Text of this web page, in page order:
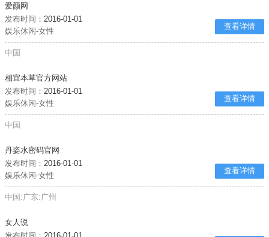
爱颜网
发布时间：2016-01-01
娱乐休闲-女性
查看详情
中国
相宜本草官方网站
发布时间：2016-01-01
娱乐休闲-女性
查看详情
中国
丹姿水密码官网
发布时间：2016-01-01
娱乐休闲-女性
查看详情
中国:广东:广州
女人说